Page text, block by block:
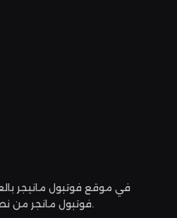
في موقع فوتبول مانيجر
فوتبول مانجر من نصائح كروية وتكتيكات عصرية.